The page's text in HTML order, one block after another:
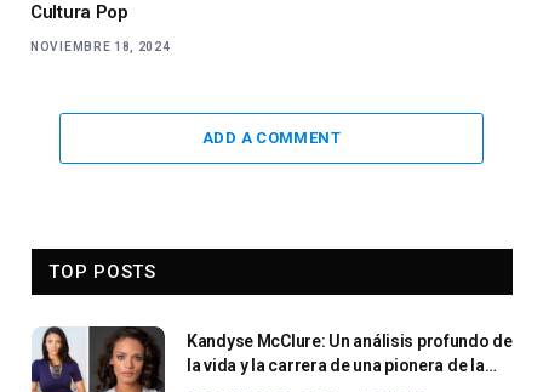
Cultura Pop
NOVIEMBRE 18, 2024
ADD A COMMENT
TOP POSTS
Kandyse McClure: Un análisis profundo de
la vida y la carrera de una pionera de la